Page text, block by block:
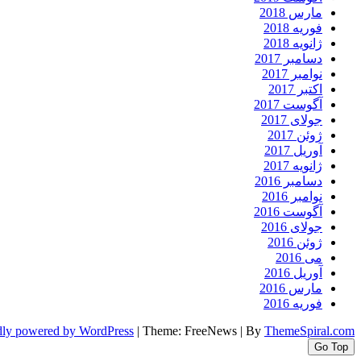
مارس 2018
فوریه 2018
ژانویه 2018
دسامبر 2017
نوامبر 2017
اکتبر 2017
آگوست 2017
جولای 2017
ژوئن 2017
آوریل 2017
ژانویه 2017
دسامبر 2016
نوامبر 2016
آگوست 2016
جولای 2016
ژوئن 2016
می 2016
آوریل 2016
مارس 2016
فوریه 2016
powered by WordPress | Theme: FreeNews | By ThemeSpiral.com
Go Top